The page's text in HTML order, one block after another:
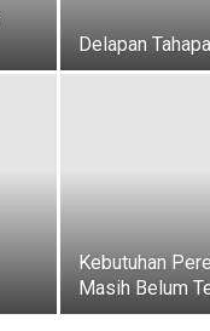
Delapan
Kebutuhan
Masih Belum